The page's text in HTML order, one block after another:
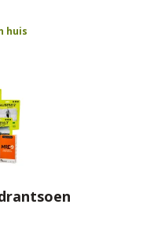
huis